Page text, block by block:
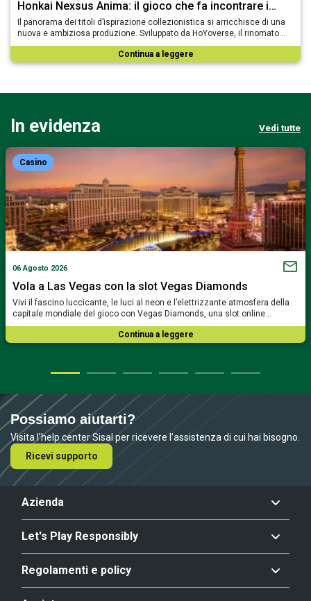
Honkai Nexsus Anima: il gioco che fa incontrare i…
Il panorama dei titoli d’ispirazione collezionistica si arricchisce di una
nuova e ambiziosa produzione. Sviluppato da HoYoverse, il rinomato…
Continua a leggere
In evidenza Vedi tutte
Casino
06 Agosto 2026
Vola a Las Vegas con la slot Vegas Diamonds
Vivi il fascino luccicante, le luci al neon e l’elettrizzante atmosfera della
capitale mondiale del gioco con Vegas Diamonds, una slot online…
Continua a leggere
Possiamo aiutarti?
Visita l’help center Sisal per ricevere l’assistenza di cui hai bisogno.
Ricevi supporto
Azienda
Let's Play Responsibly
Regolamenti e policy